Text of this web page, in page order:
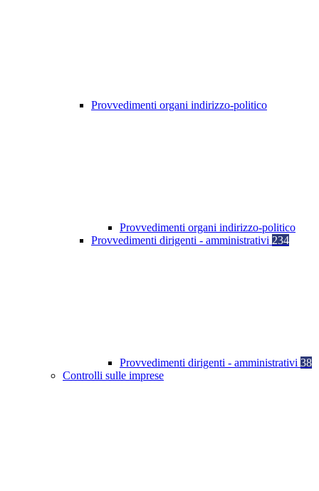
Provvedimenti organi indirizzo-politico
Provvedimenti organi indirizzo-politico
Provvedimenti dirigenti - amministrativi 234
Provvedimenti dirigenti - amministrativi 38
Controlli sulle imprese